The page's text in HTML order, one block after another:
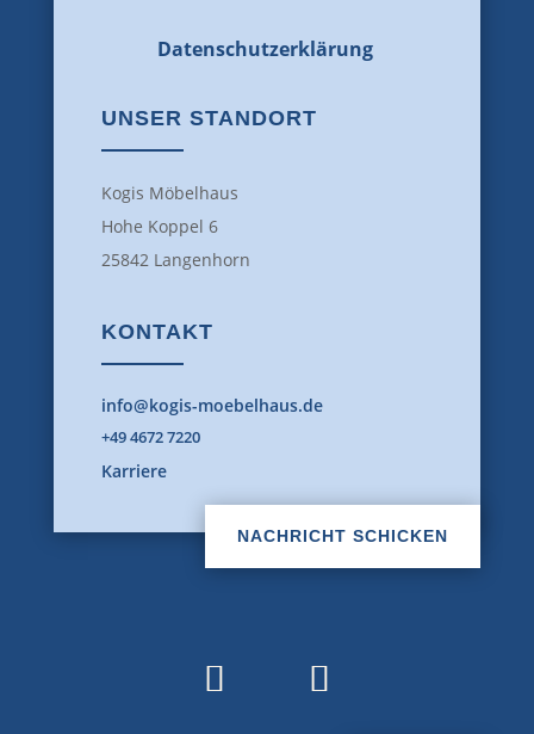
Datenschutz­erklärung
UNSER STANDORT
Kogis Möbelhaus
Hohe Koppel 6
25842 Langenhorn
KONTAKT
info@kogis-moebelhaus.de
+49 4672 7220
Karriere
NACHRICHT SCHICKEN